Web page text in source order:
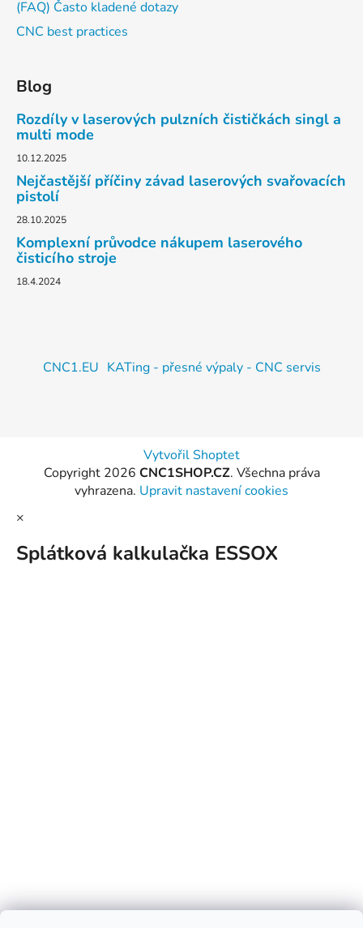
(FAQ) Často kladené dotazy
CNC best practices
Blog
Rozdíly v laserových pulzních čističkách singl a
multi mode
10.12.2025
Nejčastější příčiny závad laserových svařovacích
pistolí
28.10.2025
Komplexní průvodce nákupem laserového
čisticího stroje
18.4.2024
CNC1.EU KATing - přesné výpaly - CNC servis
Vytvořil Shoptet
Copyright 2026 CNC1SHOP.CZ. Všechna práva
vyhrazena. Upravit nastavení cookies
×
Splátková kalkulačka ESSOX